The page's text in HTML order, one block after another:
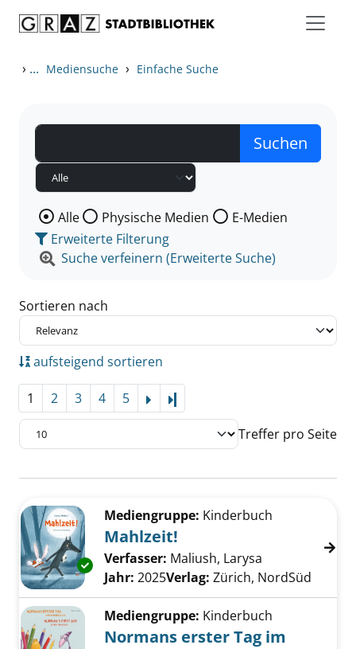
› ... Mediensuche › Einfache Suche
Wählen Sie die Medienart nach der Sie suchen wollen.
Alle Physische Medien
E-Medien
Erweiterte Filterung
Suche verfeinern (Erweiterte Suche)
Sortieren nach
aufsteigend sortieren
1 2 3 4 5
Treffer pro Seite
Zu den Suchfiltern springen
Exemplar-Details von Mahlzeit! anzeigen
Mediengruppe: Kinderbuch
Mahlzeit!
Verfasser: Maliush, Larysa Suche nach
Jahr: 2025Verlag: Zürich, NordSüd
Mediengruppe: Kinderbuch
Normans erster Tag im